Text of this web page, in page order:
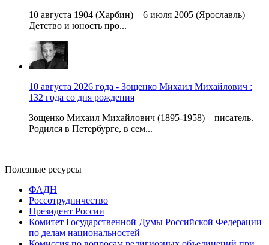
10 августа 1904 (Харбин) – 6 июля 2005 (Ярославль)
Детство и юность про...
10 августа 2026 года - Зощенко Михаил Михайлович :
132 года со дня рождения
Зощенко Михаил Михайлович (1895-1958) – писатель.
Родился в Петербурге, в сем...
Полезные ресурсы
ФАДН
Россотрудничество
Президент России
Комитет Государственной Думы Российской Федерации
по делам национальностей